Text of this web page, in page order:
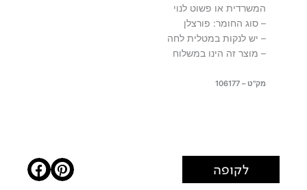
המשרדית או פשוט לנוי
– סוג החומר: פורצלן
– יש לנקות במטלית לחה
– מוצר זה הינו במשלוח
מק"ט – 106177
לקופה